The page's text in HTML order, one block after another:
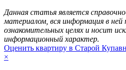
Данная статья является
материалом, вся информация в ней
ознакомительных целях и носит
информационный характер.
Оценить квартиру в Старой
×